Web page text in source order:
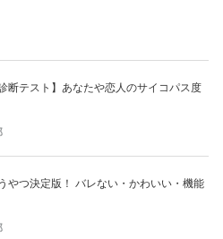
断テスト】あなたや恋人のサイコパス度
やつ決定版！ バレない・かわいい・機能